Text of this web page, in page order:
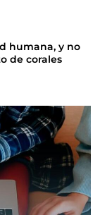
humana, y no
de corales